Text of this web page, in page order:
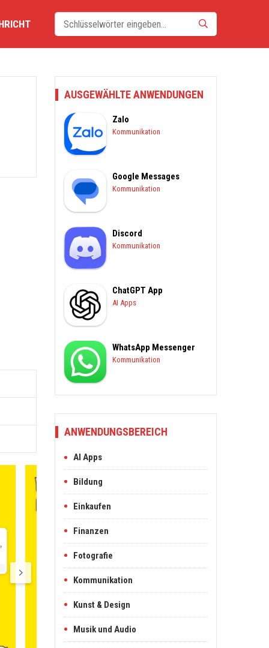
AUSGEWÄHLTE ANWENDUNGEN
Zalo
Kommunikation
Google Messages
Kommunikation
Discord
Kommunikation
ChatGPT App
AI Apps
WhatsApp Messenger
Kommunikation
ANWENDUNGSBEREICH
AI Apps
Bildung
Einkaufen
Finanzen
Fotografie
Kommunikation
Kunst & Design
Musik und Audio